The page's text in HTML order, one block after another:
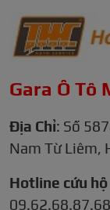
Gara Ô Tô
Địa Chỉ: Số
Nam Từ Liêm,
Hotline cứu
09.62.68.87.68